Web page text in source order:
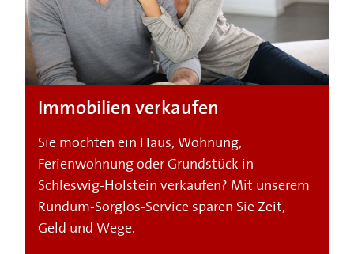
Immobilien verkaufen
Sie möchten ein Haus, Wohnung,
Ferienwohnung oder Grundstück in
Schleswig-Holstein verkaufen? Mit unserem
Rundum-Sorglos-Service sparen Sie Zeit,
Geld und Wege.